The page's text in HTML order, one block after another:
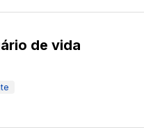
de vida